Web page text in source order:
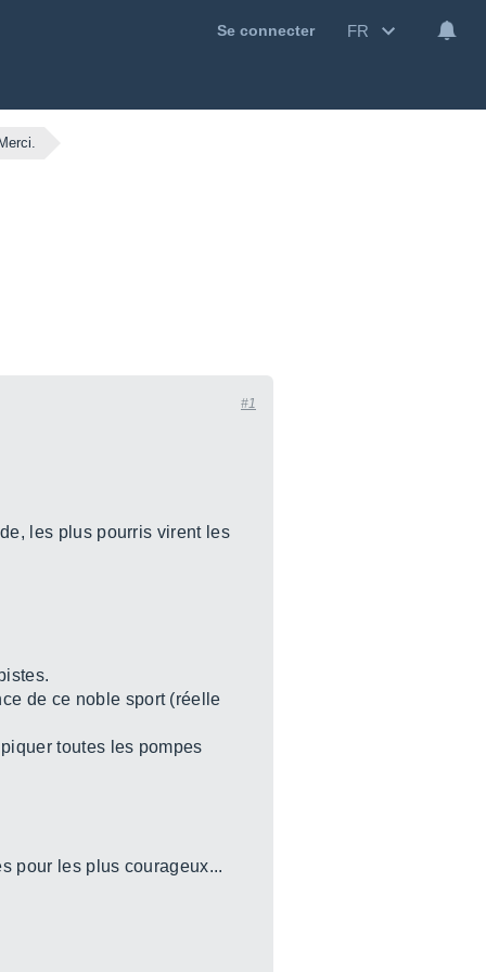
Se connecter FR
#1
les plus pourris virent les
de ce noble sport (réelle
toutes les pompes
pour les plus courageux...